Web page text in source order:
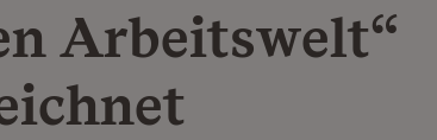
Arbeitswelt“